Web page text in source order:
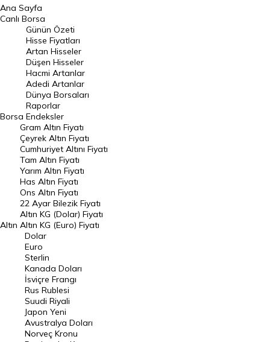
BIST 100 Hisseleri
En Çok Artan Hisseler
En Çok Düşen Hisseler
Hacmi Artanlar
Geçmiş Kapanışlar
Dünya Borsaları
Raporlar
Endeksler
DÖVİZ
Döviz Kuru
Dolar Kuru
Euro Kuru
Pound Kuru
Frank Kuru
Riyal Kuru
Avustralya Doları
Danimarka Kronu Kuru
Ana Sayfa
Canlı Borsa
Borsa
Günün Özeti
Hisse Fiyatları
Artan Hisseler
Düşen Hisseler
Hacmi Artanlar
Adedi Artanlar
Dünya Borsaları
Raporlar
Endeksler
Altın
Gram Altın Fiyatı
Çeyrek Altın Fiyatı
Cumhuriyet Altını Fiyatı
Tam Altın Fiyatı
Yarım Altın Fiyatı
Has Altın Fiyatı
Ons Altın Fiyatı
22 Ayar Bilezik Fiyatı
Altın KG (Dolar) Fiyatı
Altın KG (Euro) Fiyatı
Dolar
Euro
Sterlin
Kanada Doları
İsviçre Frangı
Rus Rublesi
Suudi Riyali
Japon Yeni
Avustralya Doları
Norveç Kronu